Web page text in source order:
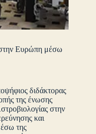
στην Ευρώπη μέσω
διδάκτορας
της ένωσης
στην
και
της